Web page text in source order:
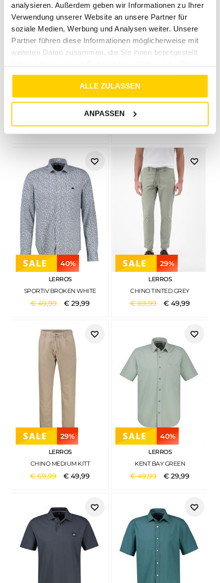
analysieren. Außerdem geben wir Informationen zu Ihrer
Verwendung unserer Website an unsere Partner für
soziale Medien, Werbung und Analysen weiter. Unsere
Partner führen diese Informationen möglicherweise mit
weiteren Daten zusammen, die Sie ihnen bereitgestellt
gesammelt haben.
ALLE ZULASSEN
ANPASSEN
KENT CLASSIC NAVY
40%
LERROS
SPORTIV BROKEN WHITE
€49,99 € 29,99
29%
LERROS
CHINO TINTED GREY
€69,99 € 49,99
29%
LERROS
CHINO MEDIUM KITT
€69,99 €49,99
40%
LERROS
KENT BAY GREEN
€49,99 €29,99